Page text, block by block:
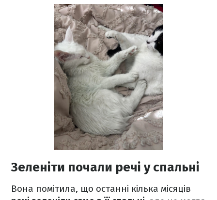
Зеленіти почали речі у спальні
Вона помітила, що останні кілька місяців